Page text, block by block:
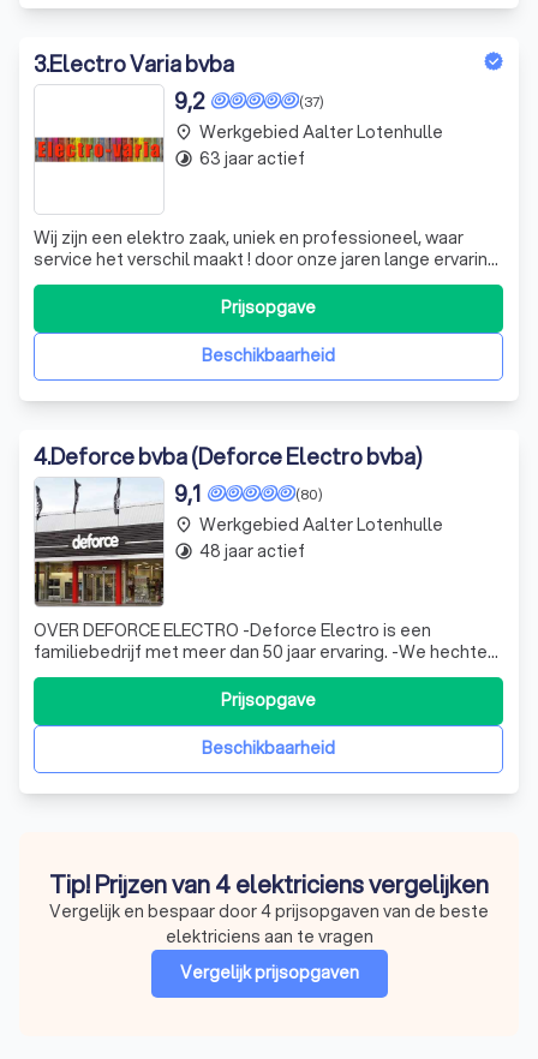
3.Electro Varia bvba
(37)
9,2
Wij zijn een elektro zaak, uniek en professioneel, waar
service het verschil maakt ! door onze jaren lange ervaring
begrijpen we u als klant. we voorzien u van professionele
uitleg, levering aan huis zonder meerprijs en van begin tot
einde een persoonlijke service. verder herstellen we ook
toeste
Beschikbaarheid
Prijsopgave
place Werkgebied Aalter Lotenhulle
timelapse 63 jaar actief
4.Deforce bvba (Deforce Electro bvba)
(80)
9,1
OVER DEFORCE ELECTRO -Deforce Electro is een
familiebedrijf met meer dan 50 jaar ervaring. -We hechten
groot belang aan de persoonlijke aanpak. -Door onze
ruime keuze aan huishoudtoestellen hebben we voor
iedereen het gepaste toestel. ruime keuze aan: -
vrijstaande toestellen: wasmachine, droogk
Beschikbaarheid
Prijsopgave
place Werkgebied Aalter Lotenhulle
timelapse 48 jaar actief
Tip! Prijzen van 4 elektriciens vergelijken
Vergelijk en bespaar door 4 prijsopgaven van de beste
elektriciens aan te vragen
Vergelijk prijsopgaven